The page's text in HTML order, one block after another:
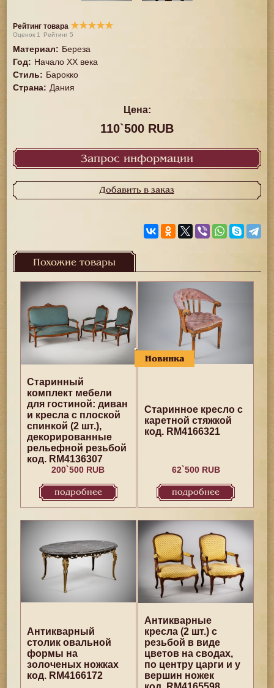
Рейтинг товара ★★★★★
Оценок 1 Рейтинг5
Материал: Береза
Год: Начало XX века
Стиль: Барокко
Страна: Дания
Цена:
110`500 RUB
Запрос информации
Добавить в заказ
Похожие товары
Старинный
комплект мебели
для гостиной: диван
и кресла с плоской
спинкой (2 шт.),
декорированные
рельефной резьбой
код. RM4136307
200`500 RUB
подробнее
Новинка
Старинное кресло с
каретной стяжкой
код. RM4166321
62`500 RUB
подробнее
Антикварный
столик овальной
формы на
золоченых ножках
код. RM4166172
Антикварные
кресла (2 шт.) с
резьбой в виде
цветов на сводах,
по центру царги и у
вершин ножек